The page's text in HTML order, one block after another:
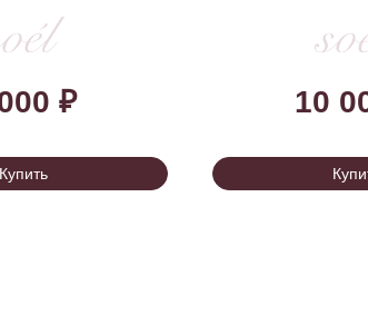
10
Купить
₽